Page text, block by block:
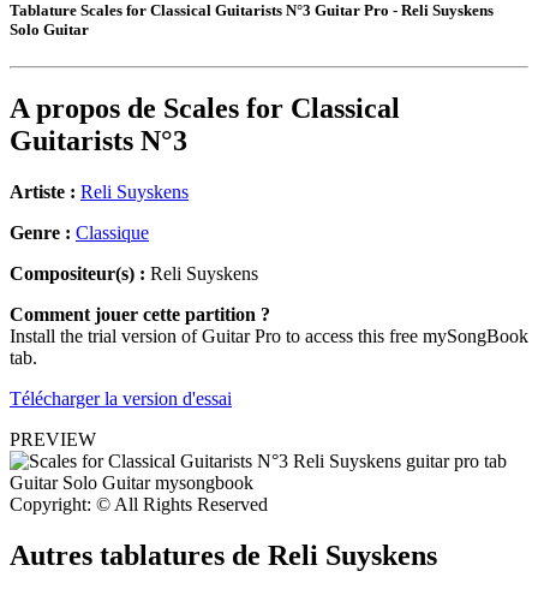
Tablature Scales for Classical Guitarists N°3 Guitar Pro - Reli Suyskens
Solo Guitar
A propos de Scales for Classical
Guitarists N°3
Artiste : Reli Suyskens
Genre : Classique
Compositeur(s) : Reli Suyskens
Comment jouer cette partition ?
Install the trial version of Guitar Pro to access this free mySongBook
tab.
Télécharger la version d'essai
PREVIEW
Copyright: © All Rights Reserved
Autres tablatures de Reli Suyskens